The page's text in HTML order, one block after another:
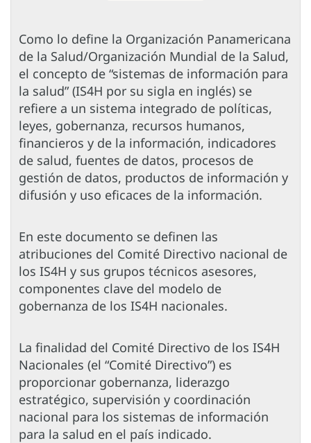
Como lo define la Organización Panamericana
de la Salud/Organización Mundial de la Salud,
el concepto de “sistemas de información para
la salud” (IS4H por su sigla en inglés) se
refiere a un sistema integrado de políticas,
leyes, gobernanza, recursos humanos,
financieros y de la información, indicadores
de salud, fuentes de datos, procesos de
gestión de datos, productos de información y
difusión y uso eficaces de la información.
En este documento se definen las
atribuciones del Comité Directivo nacional de
los IS4H y sus grupos técnicos asesores,
componentes clave del modelo de
gobernanza de los IS4H nacionales.
La finalidad del Comité Directivo de los IS4H
Nacionales (el “Comité Directivo”) es
proporcionar gobernanza, liderazgo
estratégico, supervisión y coordinación
nacional para los sistemas de información
para la salud en el país indicado.